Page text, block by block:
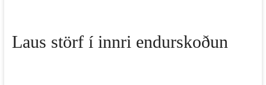
Laus störf í innri endurskoðun